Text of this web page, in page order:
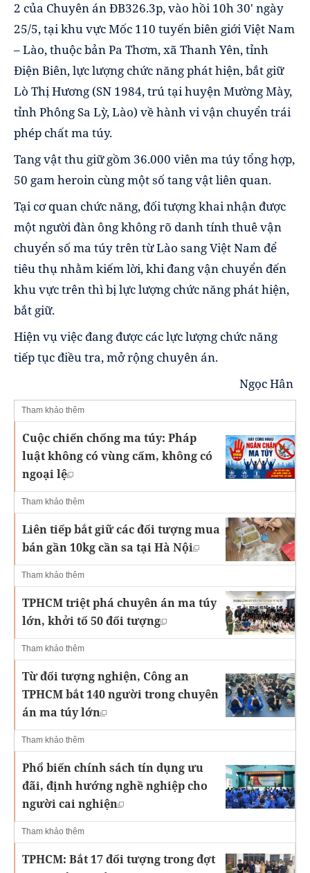
2 của Chuyên án ĐB326.3p, vào hồi 10h 30' ngày
25/5, tại khu vực Mốc 110 tuyến biên giới Việt Nam
– Lào, thuộc bản Pa Thơm, xã Thanh Yên, tỉnh
Điện Biên, lực lượng chức năng phát hiện, bắt giữ
Lò Thị Hương (SN 1984, trú tại huyện Mường Mày,
tỉnh Phông Sa Lỳ, Lào) về hành vi vận chuyển trái
phép chất ma túy.
Tang vật thu giữ gồm 36.000 viên ma túy tổng hợp,
50 gam heroin cùng một số tang vật liên quan.
Tại cơ quan chức năng, đối tượng khai nhận được
một người đàn ông không rõ danh tính thuê vận
chuyển số ma túy trên từ Lào sang Việt Nam để
tiêu thụ nhằm kiếm lời, khi đang vận chuyển đến
khu vực trên thì bị lực lượng chức năng phát hiện,
bắt giữ.
Hiện vụ việc đang được các lực lượng chức năng
tiếp tục điều tra, mở rộng chuyên án.
Ngọc Hân
Tham khảo thêm
Cuộc chiến chống ma túy: Pháp
luật không có vùng cấm, không có
ngoại lệ
Tham khảo thêm
Liên tiếp bắt giữ các đối tượng mua
bán gần 10kg cần sa tại Hà Nội
Tham khảo thêm
TPHCM triệt phá chuyên án ma túy
lớn, khởi tố 50 đối tượng
Tham khảo thêm
Từ đối tượng nghiện, Công an
TPHCM bắt 140 người trong chuyên
án ma túy lớn
Tham khảo thêm
Phổ biến chính sách tín dụng ưu
đãi, định hướng nghề nghiệp cho
người cai nghiện
Tham khảo thêm
TPHCM: Bắt 17 đối tượng trong đợt